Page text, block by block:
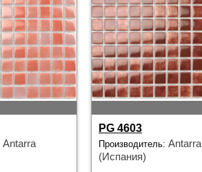
Antarra
PG 4603
Производитель: Antarra
(Испания)